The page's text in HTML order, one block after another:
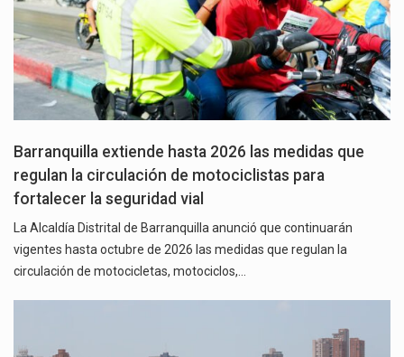
Barranquilla extiende hasta 2026 las medidas que
regulan la circulación de motociclistas para
fortalecer la seguridad vial
La Alcaldía Distrital de Barranquilla anunció que continuarán
vigentes hasta octubre de 2026 las medidas que regulan la
circulación de motocicletas, motociclos,…